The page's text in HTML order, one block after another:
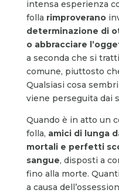
intensa esperienza
folla rimproverano
determinazione di
o abbracciare
a seconda che si
comune, piuttosto
Qualsiasi cosa
viene perseguita dai
Quando è in atto un
folla, amici di lunga
mortali e perfetti
sangue, disposti a
fino alla morte.
a causa